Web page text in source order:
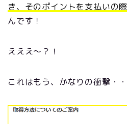
き、そのポイントを支払いの
んです！
えええ～？！
これはもう、かなりの衝撃・・